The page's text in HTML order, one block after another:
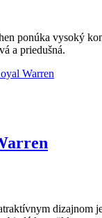
ponúka vysoký
a priedušná.
dizajnom